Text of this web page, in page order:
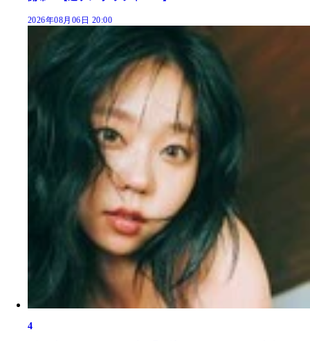
2026年08月06日 20:00
4